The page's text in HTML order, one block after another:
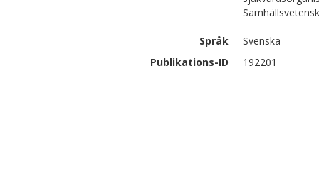
Språk
Svenska
Publikations-ID
192201